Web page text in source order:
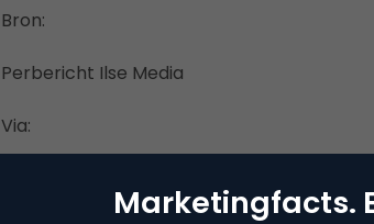
Bron:
Perbericht Ilse Media
Via:
Marketingfacts.